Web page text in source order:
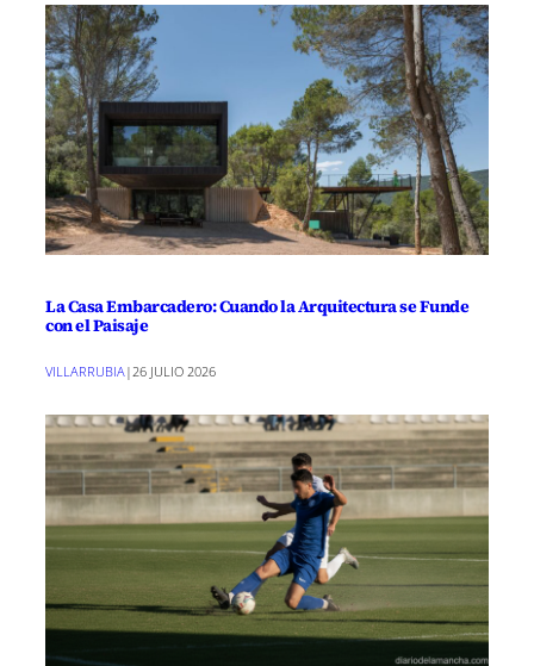
La Casa Embarcadero: Cuando la Arquitectura se Funde
con el Paisaje
VILLARRUBIA | 26 JULIO 2026